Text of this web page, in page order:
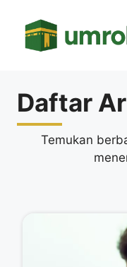
Daftar
Temukan